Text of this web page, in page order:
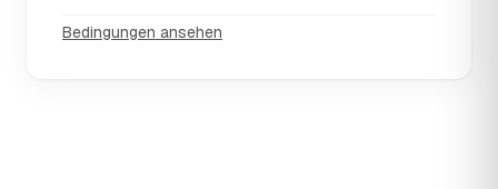
Bedingungen ansehen